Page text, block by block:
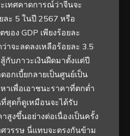
เทศคาดการณ์ว่าจีนจะ
ละ 5 ในปี 2567 หรือ
อง GDP เพียงร้อยละ
าจะลดลงเหลือร้อยละ 3.5
กับภาวะเงินฝืดมาตั้งแต่ปี
อกเบี้ยกลายเป็นศูนย์เป็น
าเพื่อเอาชนะราคาที่ตกต่ำ
สุดก็ดูเหมือนจะได้รับ
งขึ้นอย่างต่อเนื่องเป็นครั้ง
วรรษ นี่แทบจะตรงกันข้าม